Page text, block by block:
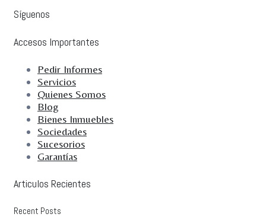
Síguenos
Accesos Importantes
Pedir Informes
Servicios
Quienes Somos
Blog
Bienes Inmuebles
Sociedades
Sucesorios
Garantías
Articulos Recientes
Recent Posts